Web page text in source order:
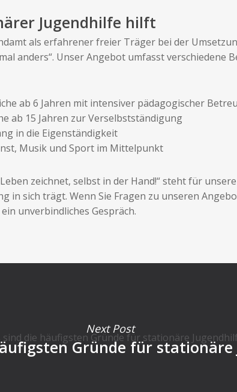
Jugendhilfe hilft
als erfahrener freier Träger bei der
anders“. Unser Angebot umfasst
ab 6 Jahren mit intensiver pädagogischer
ab 15 Jahren zur Verselbstständigung
in die Eigenständigkeit
Musik und Sport im Mittelpunkt
zeichnet, selbst in der Hand!“ steht für
in sich trägt. Wenn Sie Fragen zu unseren
unverbindliches Gespräch.
Next Post
Gründe für stationäre